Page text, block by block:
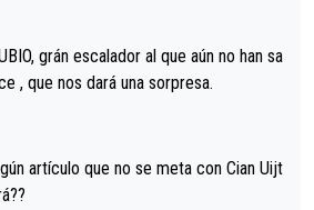
el saludo con Evenepoel dándose la
fraternal, más allá de los típicos toqu
saludaba a Vingegard. Ahí hubo una in
a Del Toro con calzador en posi
se van complicar el tour.
grán escalador al que aún no han sa
dirigir.Algo me dice , que nos dará una sorpresa.
que no se meta con Cian Uijt